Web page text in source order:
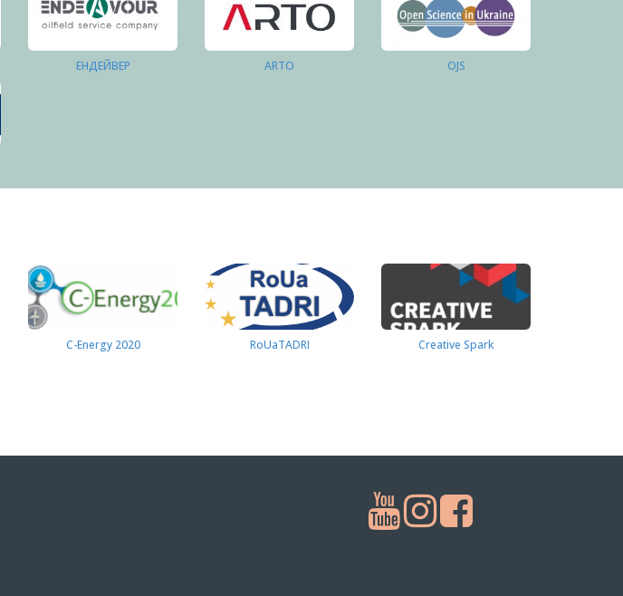
ЕНДЕЙВЕР ARTO OJS
C-Energy 2020 RoUaTADRI Creative Spark